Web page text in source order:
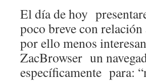
El día de hoy
poco breve con
por ello menos
ZacBrowser un
específicamente para: